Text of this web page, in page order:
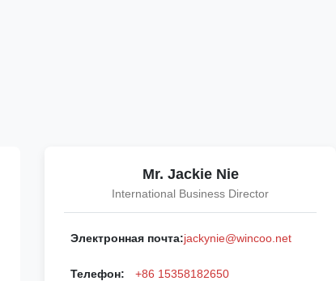
Mr. Jackie Nie
International Business Director
Электронная почта:jackynie@wincoo.net
Телефон: +86 15358182650